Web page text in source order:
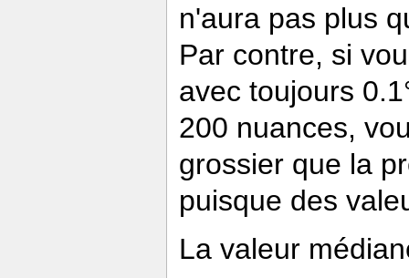
n'aura pas plus
Par contre, si
avec toujours
200 nuances,
grossier que la
puisque des
La valeur